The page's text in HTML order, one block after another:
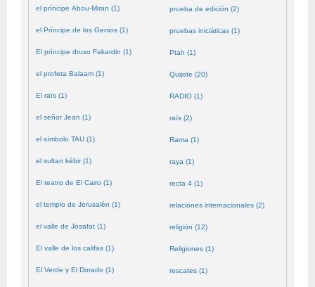
el príncipe Abou-Miran (1)
el Príncipe de los Genios (1)
El príncipe druso Fakardin (1)
el profeta Balaam (1)
El raïs (1)
el señor Jean (1)
el símbolo TAU (1)
el sultan kébir (1)
El teatro de El Cairo (1)
el templo de Jerusalén (1)
el valle de Josafat (1)
El valle de los califas (1)
El Verde y El Dorado (1)
prueba de edición (2)
pruebas iniciáticas (1)
Ptah (1)
Quijote (20)
RADIO (1)
raïs (2)
Rama (1)
raya (1)
recta 4 (1)
relaciones internacionales (2)
religión (12)
Religiones (1)
rescates (1)